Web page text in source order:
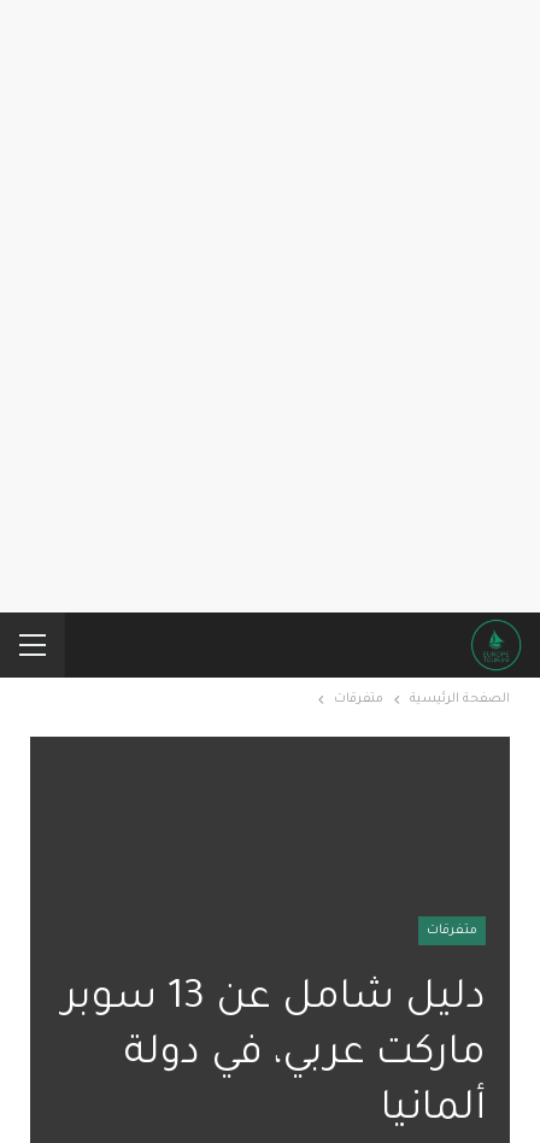
الصفحة الرئيسية متفرقات
متفرقات
دليل شامل عن 13 سوبر
ماركت عربي، في دولة
ألمانيا